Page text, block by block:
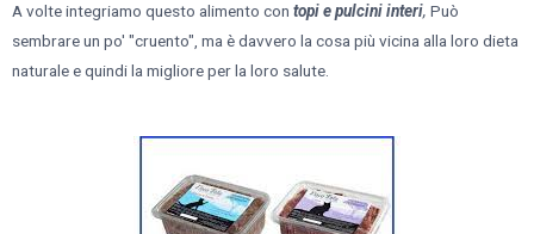
A volte integriamo questo alimento con topi e pulcini interi, Può
sembrare un po' "cruento", ma è davvero la cosa più vicina alla loro dieta
naturale e quindi la migliore per la loro salute.